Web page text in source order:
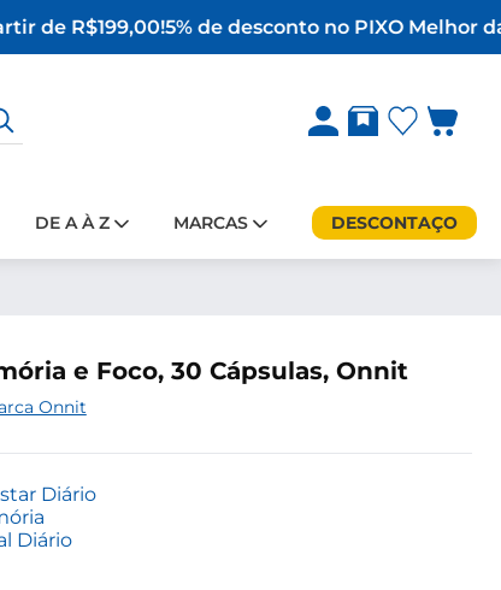
de R$199,00!5% de desconto no PIXO Melhor da
DE A À Z MARCAS DESCONTAÇO
e Foco, 30 Cápsulas, Onnit
Onnit
Diário
Diário